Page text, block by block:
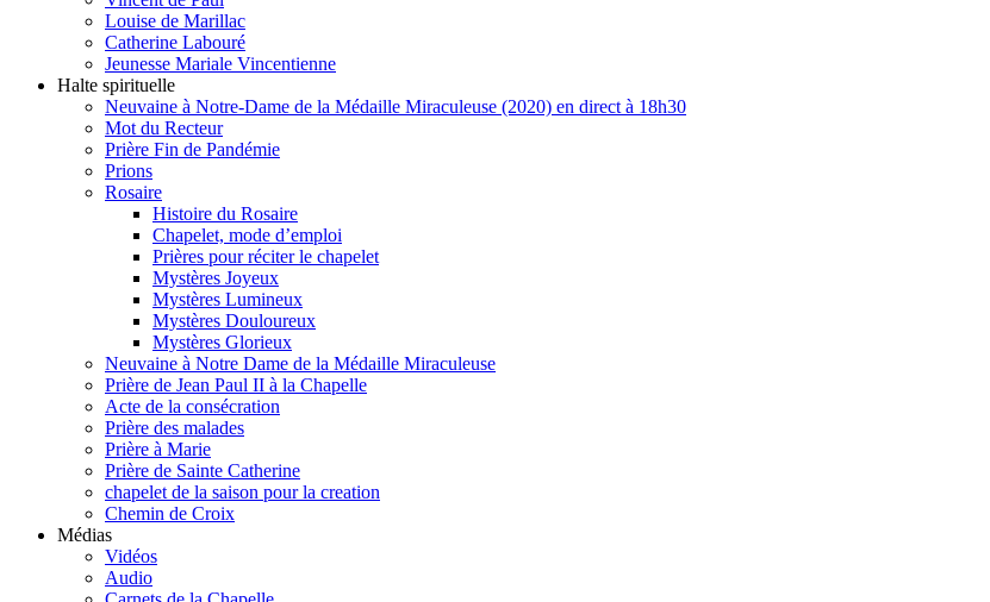
Louise de Marillac
Catherine Labouré
Jeunesse Mariale Vincentienne
Halte spirituelle
Neuvaine à Notre-Dame de la Médaille Miraculeuse (2020) en direct à 18h30
Mot du Recteur
Prière Fin de Pandémie
Prions
Rosaire
Histoire du Rosaire
Chapelet, mode d’emploi
Prières pour réciter le chapelet
Mystères Joyeux
Mystères Lumineux
Mystères Douloureux
Mystères Glorieux
Neuvaine à Notre Dame de la Médaille Miraculeuse
Prière de Jean Paul II à la Chapelle
Acte de la consécration
Prière des malades
Prière à Marie
Prière de Sainte Catherine
chapelet de la saison pour la creation
Chemin de Croix
Médias
Vidéos
Audio